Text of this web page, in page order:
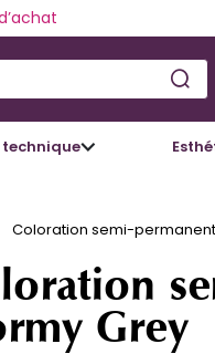
Coloration semi-
Grey